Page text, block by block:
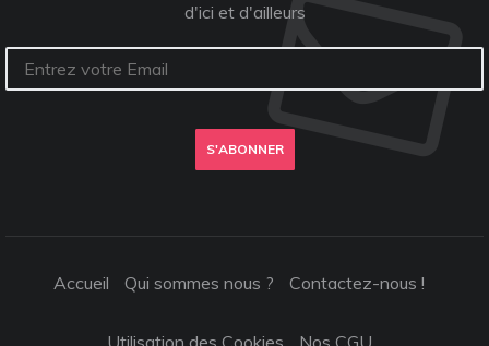
d'ici et d'ailleurs
S'ABONNER
Accueil Qui sommes nous ? Contactez-nous !